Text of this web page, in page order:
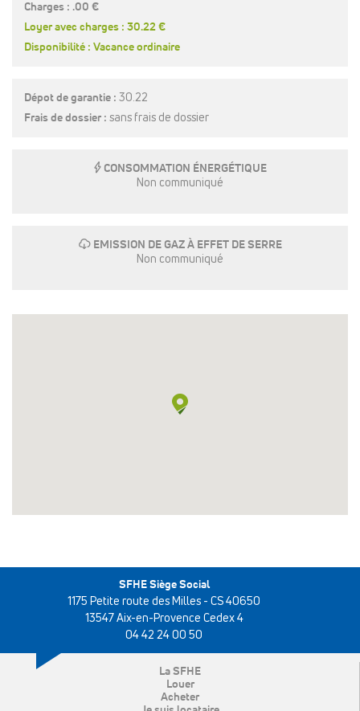
Charges : .00 €
Loyer avec charges : 30.22 €
Disponibilité : Vacance ordinaire
Dépot de garantie : 30.22
Frais de dossier : sans frais de dossier
E CONSOMMATION ÉNERGÉTIQUE
Non communiqué
g EMISSION DE GAZ À EFFET DE SERRE
Non communiqué
SFHE Siège Social
1175 Petite route des Milles - CS 40650
13547 Aix-en-Provence Cedex 4
04 42 24 00 50
La SFHE
Louer
Acheter